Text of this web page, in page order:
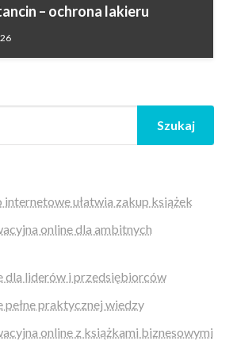
– ochrona lakieru
Szukaj
ułatwia zakup książek
online dla ambitnych
dla liderów i przedsiębiorców
pełne praktycznej wiedzy
online z książkami biznesowymi